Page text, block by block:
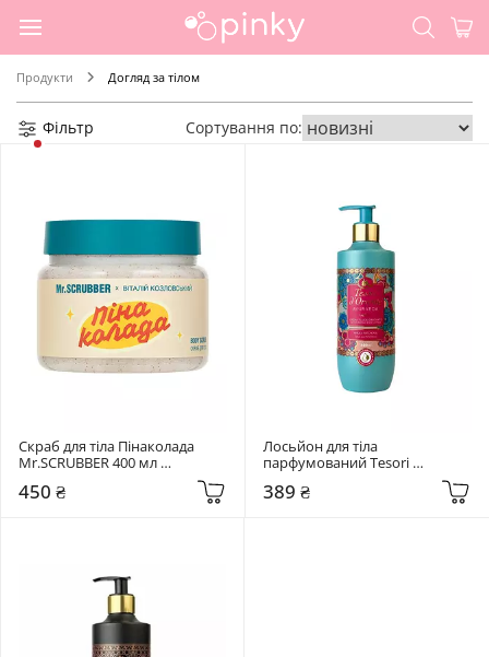
Продукти Догляд за тілом
Фільтр Сортування по:
Скраб для тіла Пінаколада
Mr.SCRUBBER 400 мл
450 ₴
Лосьйон для тіла
парфумований Tesori
389 ₴